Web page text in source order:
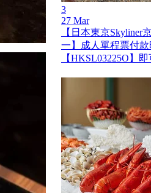
3
27 Mar
【日本東京Skyliner
一】成人單程票付
【HKSL03225O】